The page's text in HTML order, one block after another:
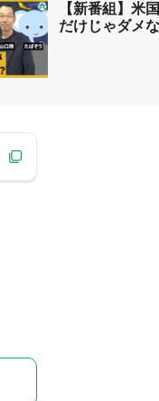
【新番組】米
だけじゃダメ